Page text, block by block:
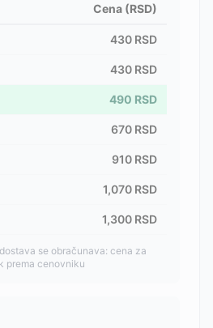
Cena (RSD)
430 RSD
430 RSD
490 RSD
670 RSD
910 RSD
1,070 RSD
1,300 RSD
se obračunava: cena za
prema cenovniku